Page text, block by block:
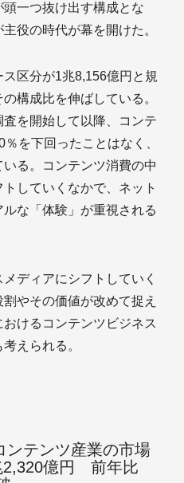
一つ抜け出す構成とな
役の時代が幕を開けた。
区分が1兆8,156億円と規
構成比を伸ばしている。
を開始して以降、コンテ
を下回ったことはなく、
る。コンテンツ消費の中
していくなかで、ネット
な「体験」が重視される
ディアにシフトしていく
やその価値が改めて捉え
けるコンテンツビジネス
えられる。
ンテンツ産業の市場
2,320億円 前年比